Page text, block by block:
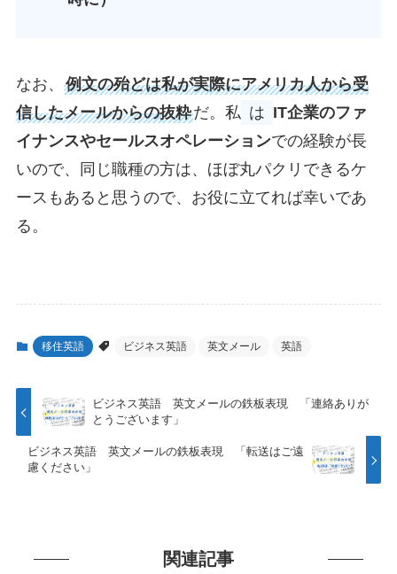
なお、 例文の殆どは私が実際にアメリカ人から受
信したメールからの抜粋だ。私 は IT企業のファ
イナンスやセールスオペレーションでの経験が長
いので、同じ職種の方は、ほぼ丸パクリできるケ
ースもあると思うので、お役に立てれば幸いであ
る。
移住英語 ビジネス英語 英文メール 英語
ビジネス英語 英文メールの鉄板表現 「連絡ありが
とうございます」
ビジネス英語 英文メールの鉄板表現 「転送はご遠
慮ください」
関連記事